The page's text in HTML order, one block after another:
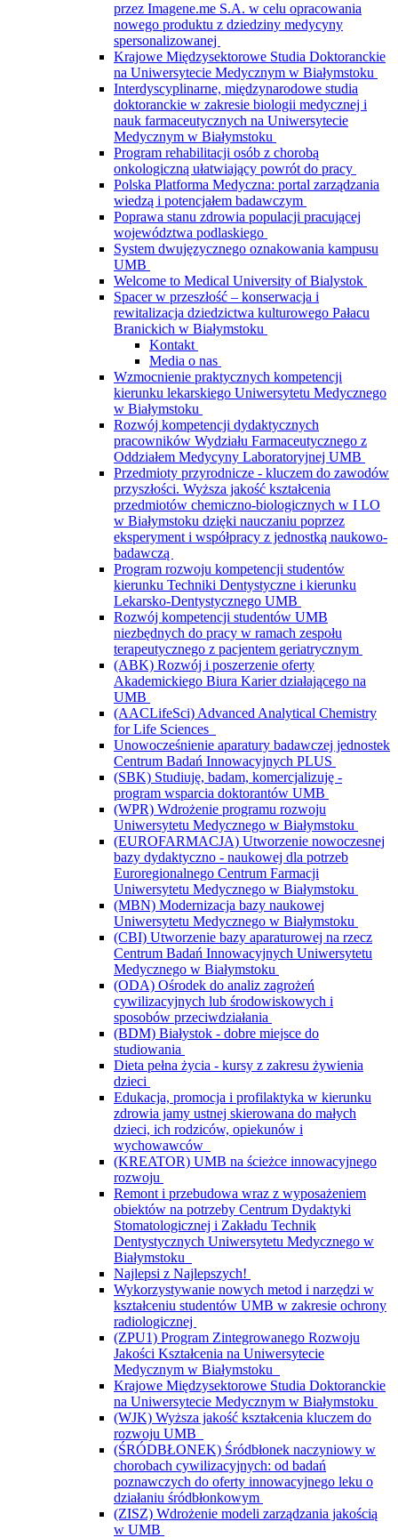
przez Imagene.me S.A. w celu opracowania
nowego produktu z dziedziny medycyny
spersonalizowanej
Krajowe Międzysektorowe Studia Doktoranckie
na Uniwersytecie Medycznym w Białymstoku
Interdyscyplinarne, międzynarodowe studia
doktoranckie w zakresie biologii medycznej i
nauk farmaceutycznych na Uniwersytecie
Medycznym w Białymstoku
Program rehabilitacji osób z chorobą
onkologiczną ułatwiający powrót do pracy
Polska Platforma Medyczna: portal zarządzania
wiedzą i potencjałem badawczym
Poprawa stanu zdrowia populacji pracującej
województwa podlaskiego
System dwujęzycznego oznakowania kampusu
UMB
Welcome to Medical University of Bialystok
Spacer w przeszłość – konserwacja i
rewitalizacja dziedzictwa kulturowego Pałacu
Branickich w Białymstoku
Kontakt
Media o nas
Wzmocnienie praktycznych kompetencji
kierunku lekarskiego Uniwersytetu Medycznego
w Białymstoku
Rozwój kompetencji dydaktycznych
pracowników Wydziału Farmaceutycznego z
Oddziałem Medycyny Laboratoryjnej UMB
Przedmioty przyrodnicze - kluczem do zawodów
przyszłości. Wyższa jakość kształcenia
przedmiotów chemiczno-biologicznych w I LO
w Białymstoku dzięki nauczaniu poprzez
eksperyment i współpracy z jednostką naukowo-
badawczą
Program rozwoju kompetencji studentów
kierunku Techniki Dentystyczne i kierunku
Lekarsko-Dentystycznego UMB
Rozwój kompetencji studentów UMB
niezbędnych do pracy w ramach zespołu
terapeutycznego z pacjentem geriatrycznym
(ABK) Rozwój i poszerzenie oferty
Akademickiego Biura Karier działającego na
UMB
(AACLifeSci) Advanced Analytical Chemistry
for Life Sciences
Unowocześnienie aparatury badawczej jednostek
Centrum Badań Innowacyjnych PLUS
(SBK) Studiuję, badam, komercjalizuję -
program wsparcia doktorantów UMB
(WPR) Wdrożenie programu rozwoju
Uniwersytetu Medycznego w Białymstoku
(EUROFARMACJA) Utworzenie nowoczesnej
bazy dydaktyczno - naukowej dla potrzeb
Euroregionalnego Centrum Farmacji
Uniwersytetu Medycznego w Białymstoku
(MBN) Modernizacja bazy naukowej
Uniwersytetu Medycznego w Białymstoku
(CBI) Utworzenie bazy aparaturowej na rzecz
Centrum Badań Innowacyjnych Uniwersytetu
Medycznego w Białymstoku
(ODA) Ośrodek do analiz zagrożeń
cywilizacyjnych lub środowiskowych i
sposobów przeciwdziałania
(BDM) Białystok - dobre miejsce do
studiowania
Dieta pełna życia - kursy z zakresu żywienia
dzieci
Edukacja, promocja i profilaktyka w kierunku
zdrowia jamy ustnej skierowana do małych
dzieci, ich rodziców, opiekunów i
wychowawców
(KREATOR) UMB na ścieżce innowacyjnego
rozwoju
Remont i przebudowa wraz z wyposażeniem
obiektów na potrzeby Centrum Dydaktyki
Stomatologicznej i Zakładu Technik
Dentystycznych Uniwersytetu Medycznego w
Białymstoku
Najlepsi z Najlepszych!
Wykorzystywanie nowych metod i narzędzi w
kształceniu studentów UMB w zakresie ochrony
radiologicznej
(ZPU1) Program Zintegrowanego Rozwoju
Jakości Kształcenia na Uniwersytecie
Medycznym w Białymstoku
Krajowe Międzysektorowe Studia Doktoranckie
na Uniwersytecie Medycznym w Białymstoku
(WJK) Wyższa jakość kształcenia kluczem do
rozwoju UMB
(ŚRÓDBŁONEK) Śródbłonek naczyniowy w
chorobach cywilizacyjnych: od badań
poznawczych do oferty innowacyjnego leku o
działaniu śródbłonkowym
(ZISZ) Wdrożenie modeli zarządzania jakością
w UMB